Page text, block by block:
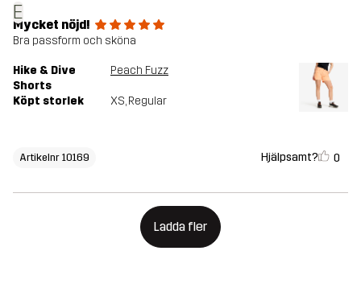
E
Mycket nöjd!
Bra passform och sköna
Hike & Dive
Shorts
Peach Fuzz
Köpt storlek XS, Regular
Artikelnr 10169 Hjälpsamt? 0
Ladda fler